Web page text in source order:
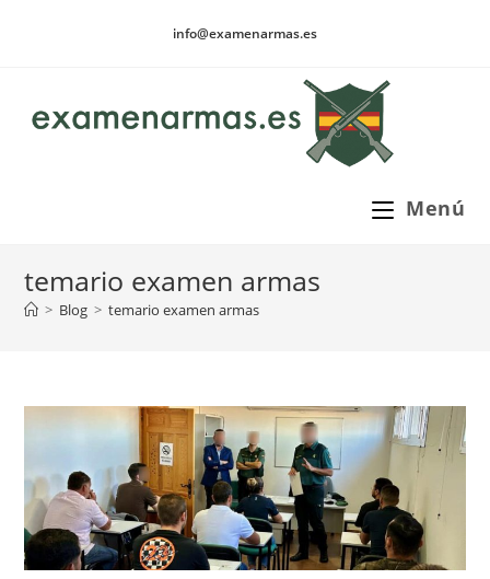
info@examenarmas.es
Menú
temario examen armas
> Blog > temario examen armas